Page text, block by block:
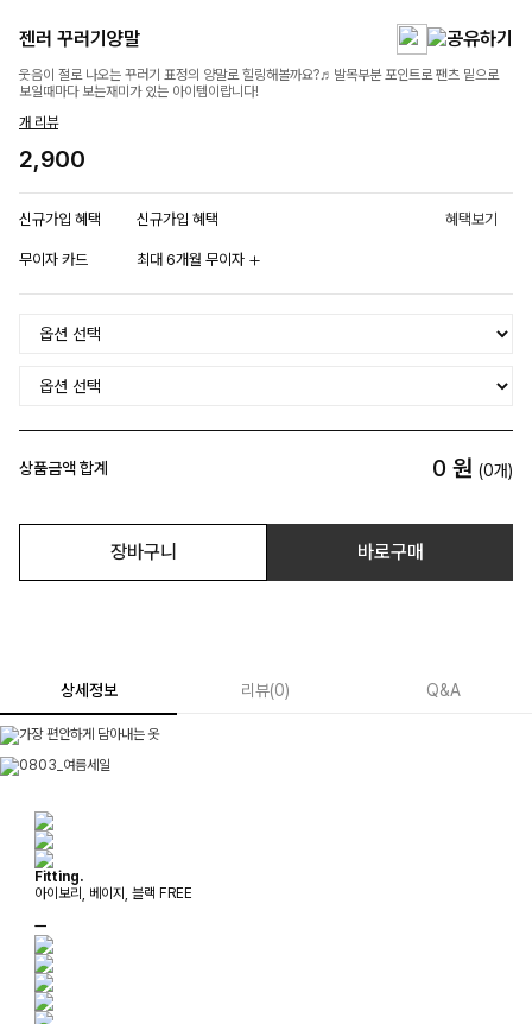
젠러 꾸러기양말
웃음이 절로 나오는 꾸러기 표정의 양말로 힐링해볼까요?♬발목부분 포인트로 팬츠 밑으로
보일때마다 보는재미가 있는 아이템이랍니다!
개 리뷰
2,900
신규가입 혜택 신규가입 혜택 혜택보기
무이자 카드 최대 6개월 무이자
상품금액 합계 0 원 (0개)
장바구니 바로구매
상세정보 리뷰(0) Q&A
Fitting.
아이보리, 베이지, 블랙 FREE
ㅡ